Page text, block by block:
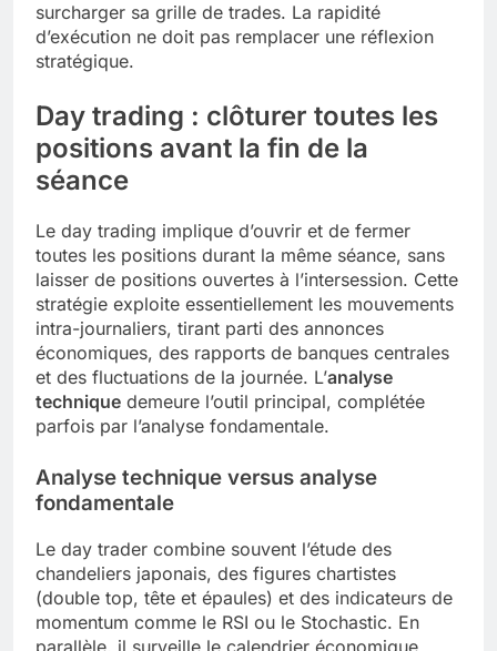
surcharger sa grille de trades. La rapidité
d’exécution ne doit pas remplacer une réflexion
stratégique.
Day trading : clôturer toutes les
positions avant la fin de la
séance
Le day trading implique d’ouvrir et de fermer
toutes les positions durant la même séance, sans
laisser de positions ouvertes à l’intersession. Cette
stratégie exploite essentiellement les mouvements
intra-journaliers, tirant parti des annonces
économiques, des rapports de banques centrales
et des fluctuations de la journée. L’analyse
technique demeure l’outil principal, complétée
parfois par l’analyse fondamentale.
Analyse technique versus analyse
fondamentale
Le day trader combine souvent l’étude des
chandeliers japonais, des figures chartistes
(double top, tête et épaules) et des indicateurs de
momentum comme le RSI ou le Stochastic. En
parallèle, il surveille le calendrier économique